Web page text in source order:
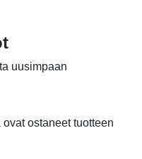
uusimpaan
ostaneet tuotteen